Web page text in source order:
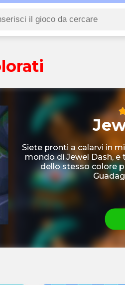
Siete pronti a calarvi in
mondo di Jewel Dash,
dello stesso colore